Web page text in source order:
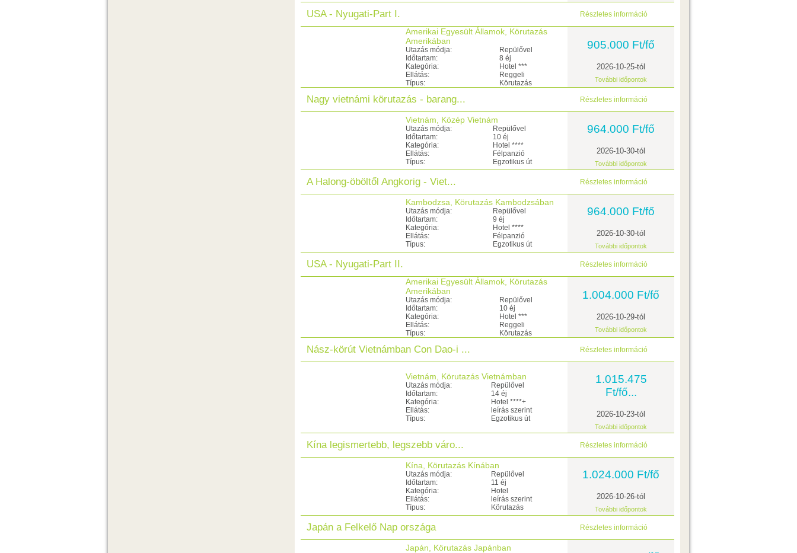
USA - Nyugati-Part I. Részletes információ
Amerikai Egyesült Államok, Körutazás
Amerikában
Utazás módja:
Repülővel
Időtartam:
8 éj
Kategória:
Hotel ***
Ellátás:
Reggeli
Típus:
Körutazás
905.000 Ft/fő
2026-10-25-tól
További időpontok
Nagy vietnámi körutazás - barang... Részletes információ
Vietnám, Közép Vietnám
Utazás módja:
Repülővel
Időtartam:
10 éj
Kategória:
Hotel ****
Ellátás:
Félpanzió
Típus:
Egzotikus út
964.000 Ft/fő
2026-10-30-tól
További időpontok
A Halong-öböltől Angkorig - Viet... Részletes információ
Kambodzsa, Körutazás Kambodzsában
Utazás módja:
Repülővel
Időtartam:
9 éj
Kategória:
Hotel ****
Ellátás:
Félpanzió
Típus:
Egzotikus út
964.000 Ft/fő
2026-10-30-tól
További időpontok
USA - Nyugati-Part II. Részletes információ
Amerikai Egyesült Államok, Körutazás
Amerikában
Utazás módja:
Repülővel
Időtartam:
10 éj
Kategória:
Hotel ***
Ellátás:
Reggeli
Típus:
Körutazás
1.004.000 Ft/fő
2026-10-29-tól
További időpontok
Nász-körút Vietnámban Con Dao-i ... Részletes információ
Vietnám, Körutazás Vietnámban
Utazás módja:
Repülővel
Időtartam:
14 éj
Kategória:
Hotel ****+
Ellátás:
leírás szerint
Típus:
Egzotikus út
1.015.475
Ft/fő...
2026-10-23-tól
További időpontok
Kína legismertebb, legszebb váro... Részletes információ
Kína, Körutazás Kínában
Utazás módja:
Repülővel
Időtartam:
11 éj
Kategória:
Hotel
Ellátás:
leírás szerint
Típus:
Körutazás
1.024.000 Ft/fő
2026-10-26-tól
További időpontok
Japán a Felkelő Nap országa Részletes információ
Japán, Körutazás Japánban